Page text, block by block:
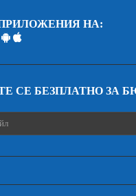
НА:
СЕ БЕЗПЛАТНО ЗА